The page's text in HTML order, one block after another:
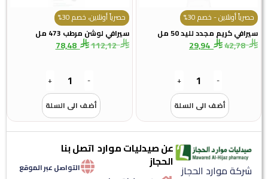
أونلاين - خصم 30%
كريم مجدد لليد 50 مل
42,78
29,94
+
أضف الى السلة
حصرياً أونلاين، خصم 30%
سيرافي لوشن مرطب 473 مل
112,12
78,48
+
أضف الى السلة
موارد الحجاز
عن صيدليات موارد
الحجاز
اتصل بنا
التواصل عبر الموقع